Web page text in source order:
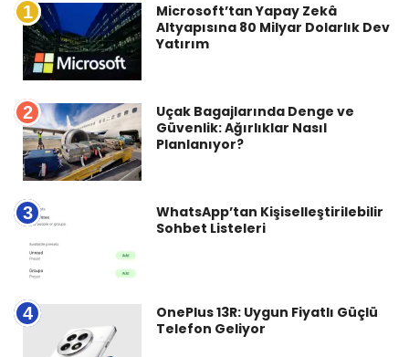
1
Microsoft’tan Yapay Zekâ
Altyapısına 80 Milyar Dolarlık Dev
Yatırım
2
Uçak Bagajlarında Denge ve
Güvenlik: Ağırlıklar Nasıl
Planlanıyor?
3
WhatsApp’tan Kişiselleştirilebilir
Sohbet Listeleri
4
OnePlus 13R: Uygun Fiyatlı Güçlü
Telefon Geliyor